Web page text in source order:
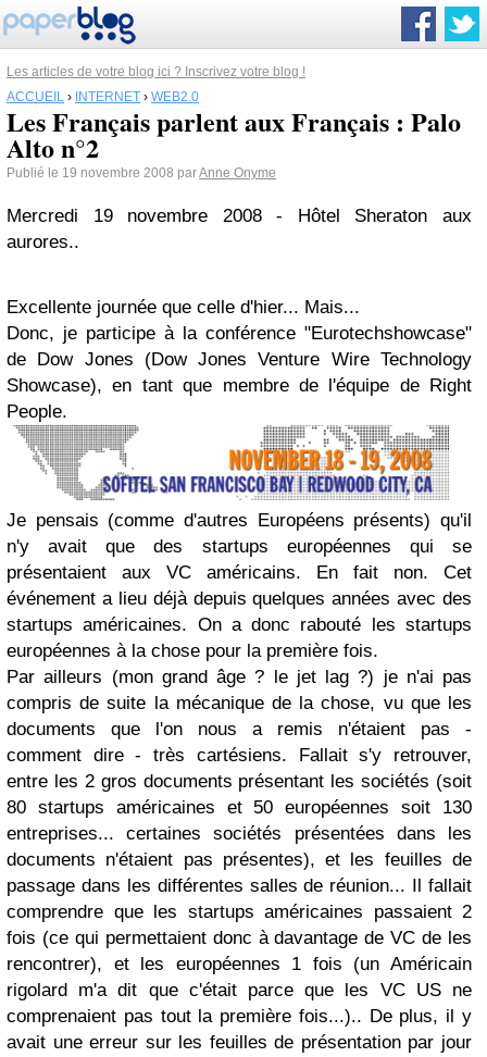
Les articles de votre blog ici ? Inscrivez votre blog !
ACCUEIL › INTERNET › WEB2.0
Les Français parlent aux Français : Palo
Alto n°2
Publié le 19 novembre 2008 parAnne Onyme
Mercredi 19 novembre 2008 - Hôtel Sheraton aux
aurores..
Excellente journée que celle d'hier... Mais...
Donc, je participe à la conférence "Eurotechshowcase"
de Dow Jones (Dow Jones Venture Wire Technology
Showcase), en tant que membre de l'équipe de Right
People.
Je pensais (comme d'autres Européens présents) qu'il
n'y avait que des startups européennes qui se
présentaient aux VC américains. En fait non. Cet
événement a lieu déjà depuis quelques années avec des
startups américaines. On a donc rabouté les startups
européennes à la chose pour la première fois.
Par ailleurs (mon grand âge ? le jet lag ?) je n'ai pas
compris de suite la mécanique de la chose, vu que les
documents que l'on nous a remis n'étaient pas -
comment dire - très cartésiens. Fallait s'y retrouver,
entre les 2 gros documents présentant les sociétés (soit
80 startups américaines et 50 européennes soit 130
entreprises... certaines sociétés présentées dans les
documents n'étaient pas présentes), et les feuilles de
passage dans les différentes salles de réunion... Il fallait
comprendre que les startups américaines passaient 2
fois (ce qui permettaient donc à davantage de VC de les
rencontrer), et les européennes 1 fois (un Américain
rigolard m'a dit que c'était parce que les VC US ne
comprenaient pas tout la première fois...).. De plus, il y
avait une erreur sur les feuilles de présentation par jour